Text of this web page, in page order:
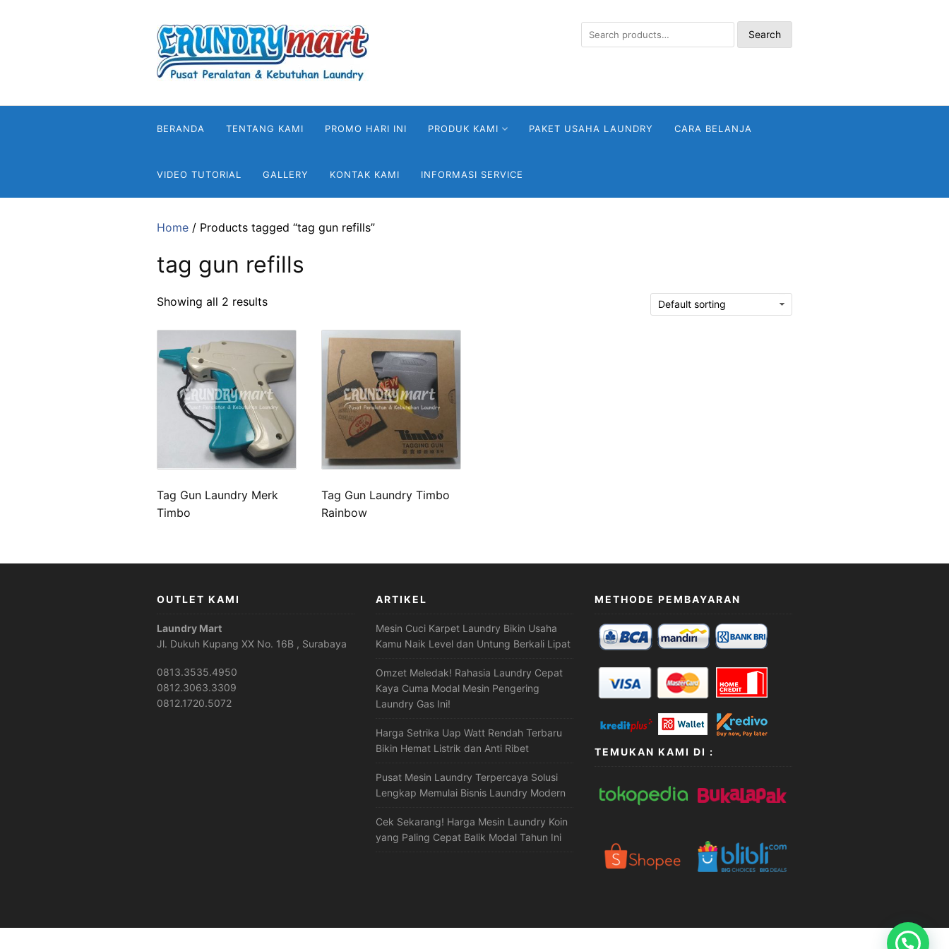
Search
for:
Search
BERANDA TENTANG KAMI PROMO HARI INI PRODUK KAMI PAKET USAHA LAUNDRY CARA BELANJA
VIDEO TUTORIAL GALLERY KONTAK KAMI INFORMASI SERVICE
Home / Products tagged “tag gun refills”
tag gun refills
Showing all 2 results
Tag Gun Laundry Merk
Timbo
Tag Gun Laundry Timbo
Rainbow
OUTLET KAMI
Laundry Mart
Jl. Dukuh Kupang XX No. 16B , Surabaya
0813.3535.4950
0812.3063.3309
0812.1720.5072
ARTIKEL
Mesin Cuci Karpet Laundry Bikin Usaha
Kamu Naik Level dan Untung Berkali Lipat
Omzet Meledak! Rahasia Laundry Cepat
Kaya Cuma Modal Mesin Pengering
Laundry Gas Ini!
Harga Setrika Uap Watt Rendah Terbaru
Bikin Hemat Listrik dan Anti Ribet
Pusat Mesin Laundry Terpercaya Solusi
Lengkap Memulai Bisnis Laundry Modern
Cek Sekarang! Harga Mesin Laundry Koin
yang Paling Cepat Balik Modal Tahun Ini
METHODE PEMBAYARAN
TEMUKAN KAMI DI :